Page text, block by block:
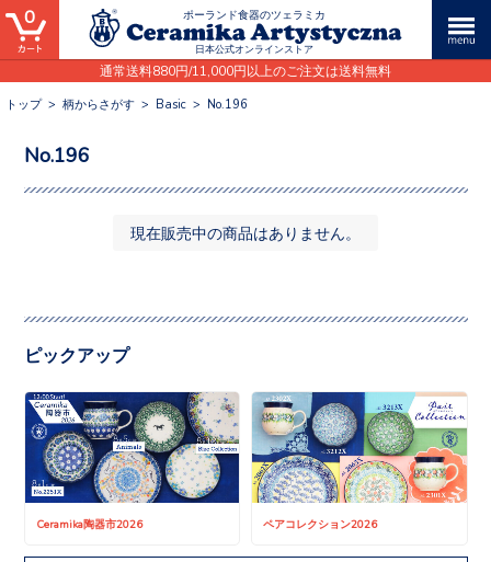
ポーランド食器のツェラミカ
日本公式オンラインストア
通常送料880円/11,000円以上のご注文は送料無料
0
トップ> 柄からさがす > Basic > No.196
No.196
現在販売中の商品はありません。
ピックアップ
Ceramika陶器市2026 ペアコレクション2026